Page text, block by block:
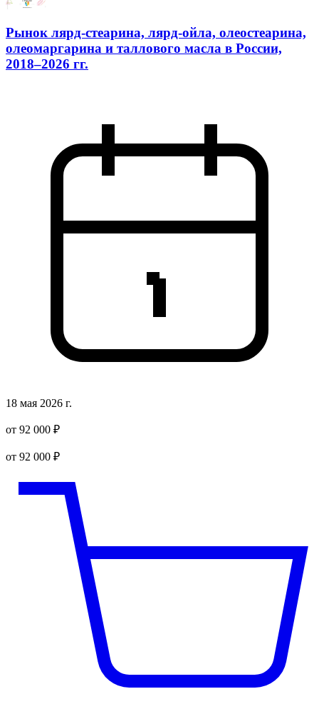
Рынок лярд-стеарина, лярд-ойла, олеостеарина,
олеомаргарина и таллового масла в России,
2018–2026 гг.
18 мая 2026 г.
от 92 000 ₽
от 92 000 ₽